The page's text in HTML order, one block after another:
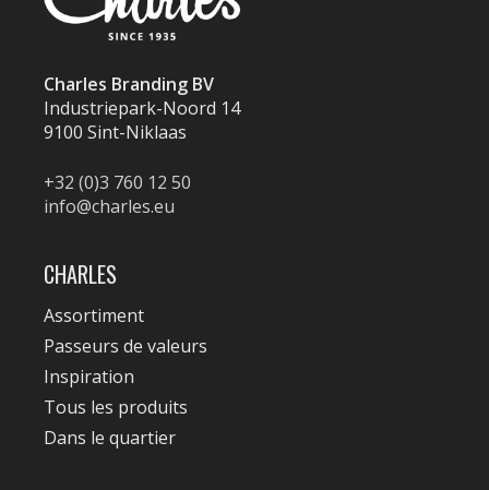
Charles Branding BV
Industriepark-Noord 14
9100 Sint-Niklaas
+32 (0)3 760 12 50
info@charles.eu
CHARLES
Assortiment
Passeurs de valeurs
Inspiration
Tous les produits
Dans le quartier